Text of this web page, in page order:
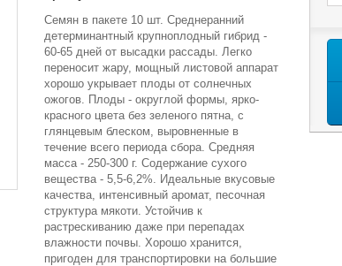
Семян в пакете 10 шт. Среднеранний
детерминантный крупноплодный гибрид -
60-65 дней от высадки рассады. Легко
переносит жару, мощный листовой аппарат
хорошо укрывает плоды от солнечных
ожогов. Плоды - округлой формы, ярко-
красного цвета без зеленого пятна, с
глянцевым блеском, выровненные в
течение всего периода сбора. Средняя
масса - 250-300 г. Содержание сухого
вещества - 5,5-6,2%. Идеальные вкусовые
качества, интенсивный аромат, песочная
структура мякоти. Устойчив к
растрескиванию даже при перепадах
влажности почвы. Хорошо хранится,
пригоден для транспортировки на большие